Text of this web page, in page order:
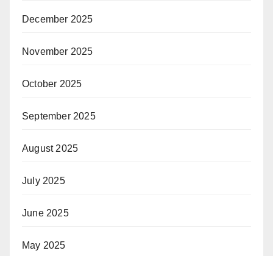
December 2025
November 2025
October 2025
September 2025
August 2025
July 2025
June 2025
May 2025